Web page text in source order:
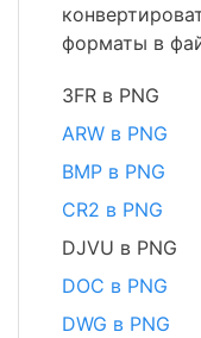
форматы в
3FR в PNG
ARW в PNG
BMP в PNG
CR2 в PNG
DJVU в PNG
DOC в PNG
DWG в PNG